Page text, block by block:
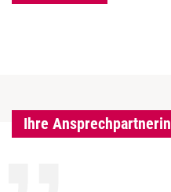
Ihre Ansprechpartnerin